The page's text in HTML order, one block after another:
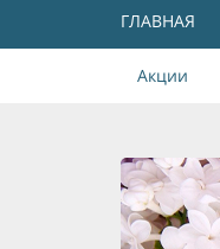
ГЛАВНАЯ
Акции